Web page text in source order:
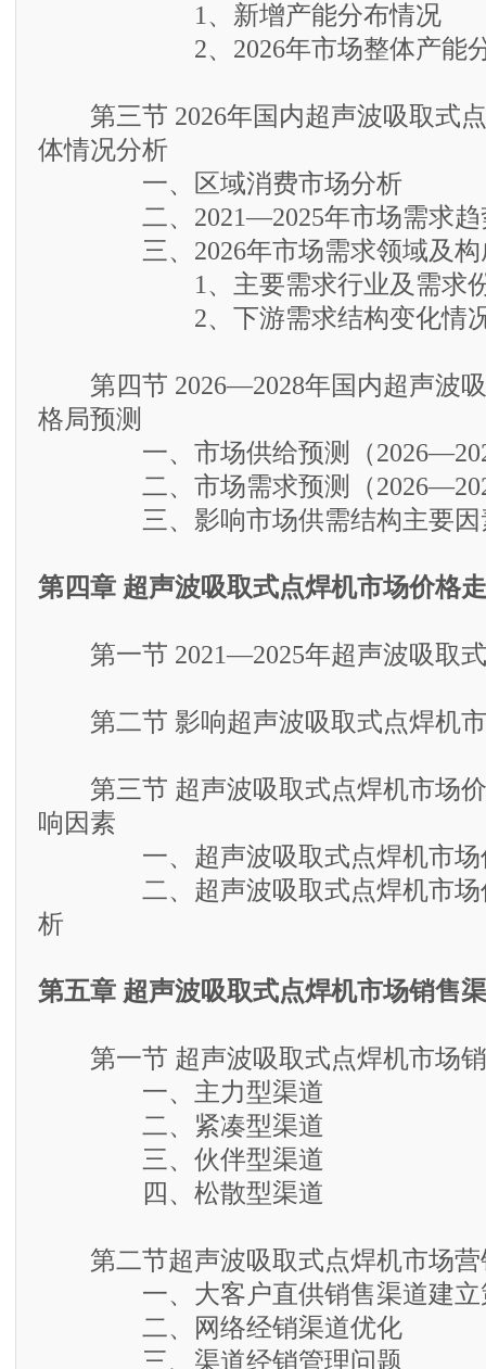
1、新增产能分布情况
2、2026年市场整体产能
第三节 2026年国内超声波吸取式点
体情况分析
一、区域消费市场分析
二、2021—2025年市场需求趋势
三、2026年市场需求领域及构
1、主要需求行业及需求份
2、下游需求结构变化情况
第四节 2026—2028年国内超声波吸
格局预测
一、市场供给预测（
二、市场需求预测（
三、影响市场供需结构主要因
第四章 超声波吸取式点焊机市场价格
第一节 2021—2025年超声波吸取式
第二节 影响超声波吸取式点焊机市
第三节 超声波吸取式点焊机市场价
响因素
一、超声波吸取式点焊机市场
二、超声波吸取式点焊机市场价
析
第五章 超声波吸取式点焊机市场销售
第一节 超声波吸取式点焊机市场销
一、主力型渠道
二、紧凑型渠道
三、伙伴型渠道
四、松散型渠道
第二节超声波吸取式点焊机市场营
一、大客户直供销售渠道建立
二、网络经销渠道优化
三、渠道经销管理问题